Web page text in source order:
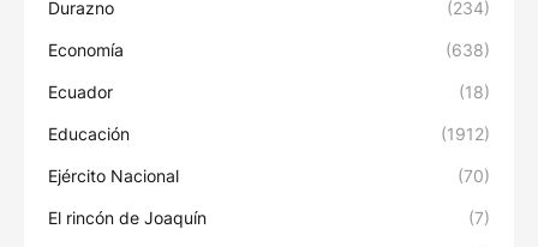
Durazno (234)
Economía (638)
Ecuador (18)
Educación (1912)
Ejército Nacional (70)
El rincón de Joaquín (7)